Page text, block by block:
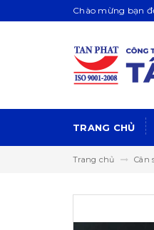
Chào mừng bạn
TRANG CHỦ
Trang chủ Cân